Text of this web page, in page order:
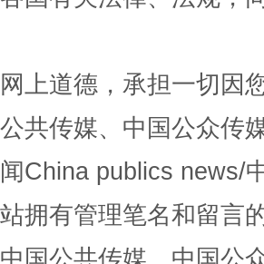
上道德，承担一切因
共传媒、中国公众传
China publics news/
拥有管理笔名和留言
国公共传媒、中国公